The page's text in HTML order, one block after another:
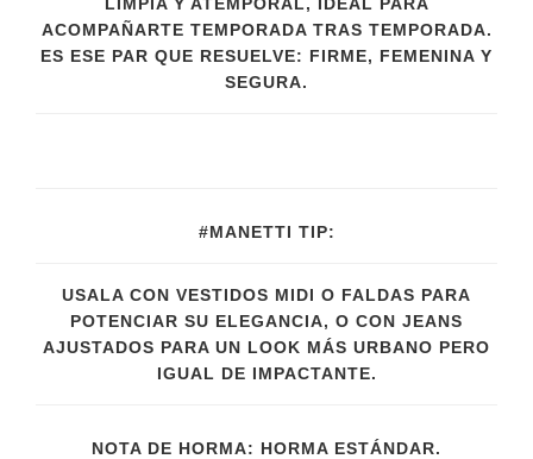
ACOMPAÑARTE TEMPORADA TRAS TEMPORADA.
ES ESE PAR QUE RESUELVE: FIRME, FEMENINA Y
SEGURA.
#MANETTI TIP:
USALA CON VESTIDOS MIDI O FALDAS PARA
POTENCIAR SU ELEGANCIA, O CON JEANS
AJUSTADOS PARA UN LOOK MÁS URBANO PERO
IGUAL DE IMPACTANTE.
NOTA DE HORMA: HORMA ESTÁNDAR.